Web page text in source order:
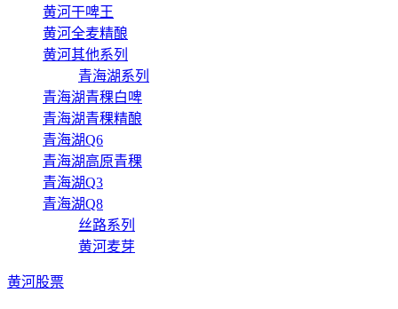
黄河干啤王
黄河全麦精酿
黄河其他系列
青海湖系列
青海湖青稞白啤
青海湖青稞精酿
青海湖Q6
青海湖高原青稞
青海湖Q3
青海湖Q8
丝路系列
黄河麦芽
黄河股票